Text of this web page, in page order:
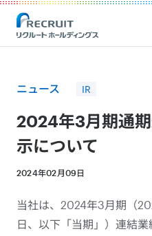
Recruit Holdings
ニュース IR
2024年3月期通
示について
2024年02月09日
当社は、2024年3月期（
日、以下「当期」）連結